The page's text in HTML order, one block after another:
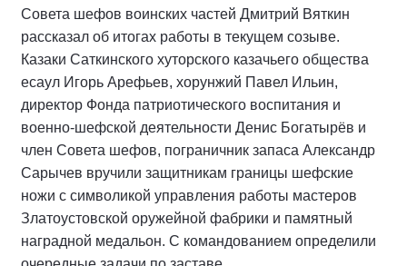
Совета шефов воинских частей Дмитрий Вяткин
рассказал об итогах работы в текущем созыве.
Казаки Саткинского хуторского казачьего общества
есаул Игорь Арефьев, хорунжий Павел Ильин,
директор Фонда патриотического воспитания и
военно-шефской деятельности Денис Богатырёв и
член Совета шефов, пограничник запаса Александр
Сарычев вручили защитникам границы шефские
ножи с символикой управления работы мастеров
Златоустовской оружейной фабрики и памятный
наградной медальон. С командованием определили